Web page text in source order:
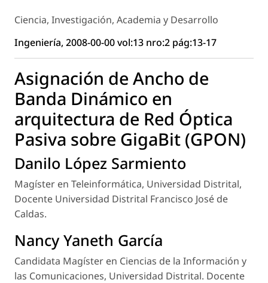
Ciencia, Investigación, Academia y Desarrollo
Ingeniería, 2008-00-00 vol:13 nro:2 pág:13-17
Asignación de Ancho de
Banda Dinámico en
arquitectura de Red Óptica
Pasiva sobre GigaBit (GPON)
Danilo López Sarmiento
Magíster en Teleinformática, Universidad Distrital,
Docente Universidad Distrital Francisco José de
Caldas.
Nancy Yaneth García
Candidata Magíster en Ciencias de la Información y
las Comunicaciones, Universidad Distrital. Docente